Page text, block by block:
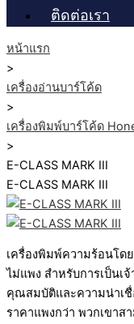
ติดต่อเรา
หน้าแรก
>
เครื่องอ่านบาร์โค้ด
>
เครื่องพิมพ์บาร์โค้ด
>
E-CLASS MARK III
E-CLASS MARK III
เครื่องพิมพ์ความร้อนโด
ไม่แพง สำหรับการเป็นเ
คุณสมบัติและความน่าเ
ราคาแพงกว่า พวกเขาส